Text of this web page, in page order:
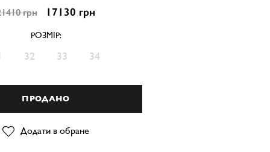
грн 17130 грн
РОЗМІР:
32 33 34
ПРОДАНО
Додати в обране